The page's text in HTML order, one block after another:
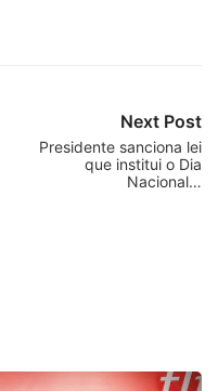
Next Post
Presidente sanciona lei
que institui o Dia
Nacional…